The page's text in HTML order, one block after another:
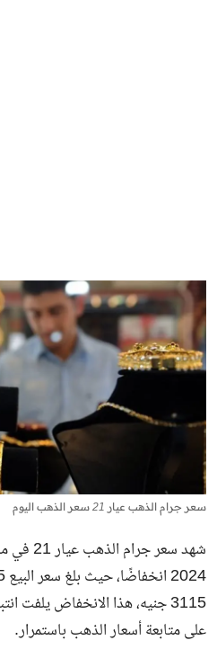
سعر جرام الذهب عيار 21 سعر الذهب اليوم
3115 جنيه، هذا الانخفاض
على متابعة أسعار الذهب باستمرار.